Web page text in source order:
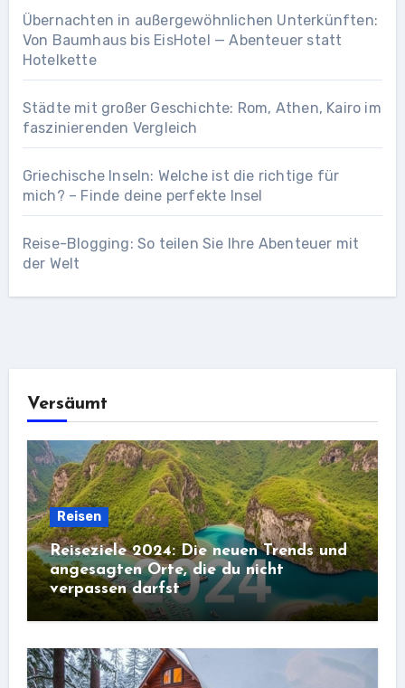
Übernachten in außergewöhnlichen Unterkünften:
Von Baumhaus bis EisHotel — Abenteuer statt
Hotelkette
Städte mit großer Geschichte: Rom, Athen, Kairo im
faszinierenden Vergleich
Griechische Inseln: Welche ist die richtige für
mich? – Finde deine perfekte Insel
Reise-Blogging: So teilen Sie Ihre Abenteuer mit
der Welt
Versäumt
Reisen
Reiseziele 2024: Die neuen Trends und
angesagten Orte, die du nicht
verpassen darfst